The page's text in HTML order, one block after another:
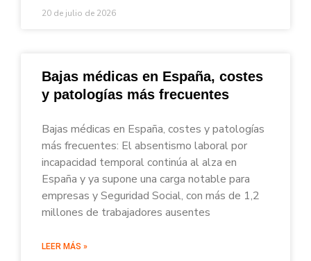
20 de julio de 2026
Bajas médicas en España, costes
y patologías más frecuentes
Bajas médicas en España, costes y patologías
más frecuentes: El absentismo laboral por
incapacidad temporal continúa al alza en
España y ya supone una carga notable para
empresas y Seguridad Social, con más de 1,2
millones de trabajadores ausentes
LEER MÁS »